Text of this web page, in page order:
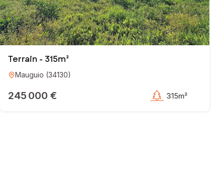
Terrain - 315m²
Mauguio (34130)
245 000 € 315m²